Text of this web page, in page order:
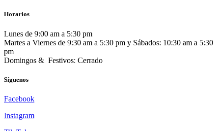
Horarios
Lunes de 9:00 am a 5:30 pm
Martes a Viernes de 9:30 am a 5:30 pm y Sábados: 10:30 am a 5:30
pm
Domingos & Festivos: Cerrado
Síguenos
Facebook
Instagram